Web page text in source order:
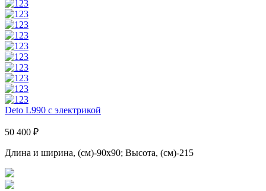
Deto L990 с электрикой
50 400 ₽
Длина и ширина, (см)-90x90; Высота, (см)-215